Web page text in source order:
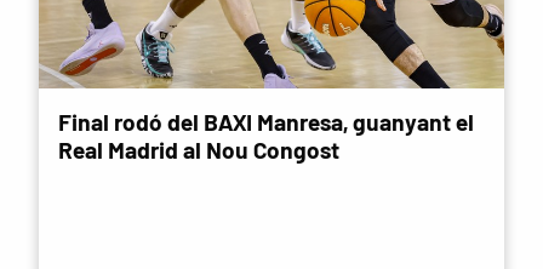
Final rodó del BAXI Manresa, guanyant el
Real Madrid al Nou Congost